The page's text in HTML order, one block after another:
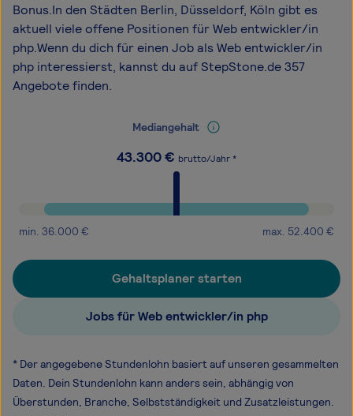
Bonus.In den Städten Berlin, Düsseldorf, Köln gibt es
aktuell viele offene Positionen für Web entwickler/in
php.Wenn du dich für einen Job als Web entwickler/in
php interessierst, kannst du auf StepStone.de 357
Angebote finden.
Mediangehalt
43.300€ brutto/Jahr *
min. 36.000 € max. 52.400 €
Gehaltsplaner starten
Jobs für Web entwickler/in php
* Der angegebene Stundenlohn basiert auf unseren gesammelten
Daten. Dein Stundenlohn kann anders sein, abhängig von
Überstunden, Branche, Selbstständigkeit und Zusatzleistungen.